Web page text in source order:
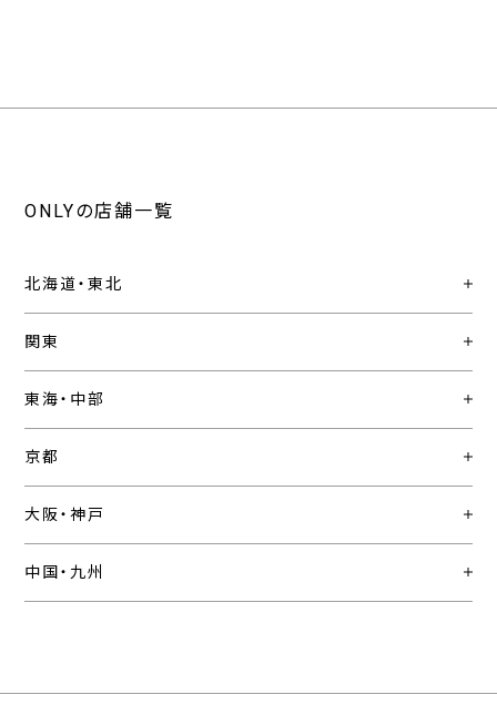
ONLYの店舗一覧
北海道・東北
関東
東海・中部
京都
大阪・神戸
中国・九州